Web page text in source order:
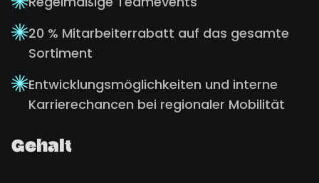
20 % Mitarbeiterrabatt auf das gesamte
Sortiment
Entwicklungsmöglichkeiten und interne
Karrierechancen bei regionaler Mobilität
Gehalt